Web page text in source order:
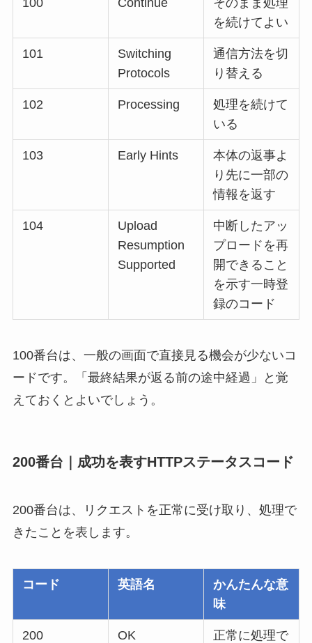
を続けてよい
101
Switching
Protocols
通信方法を切
り替える
102 Processing
処理を続けて
いる
103 Early Hints
本体の返事よ
り先に一部の
情報を返す
104
Upload
Resumption
Supported
中断したアッ
プロードを再
開できること
を示す一時登
録のコード
100番台は、一般の画面で直接見る機会が少ないコ
ードです。「最終結果が返る前の途中経過」と覚
えておくとよいでしょう。
200番台｜成功を表すHTTPステータスコード
200番台は、リクエストを正常に受け取り、処理で
きたことを表します。
コード 英語名
かんたんな意
味
200 OK
正常に処理で